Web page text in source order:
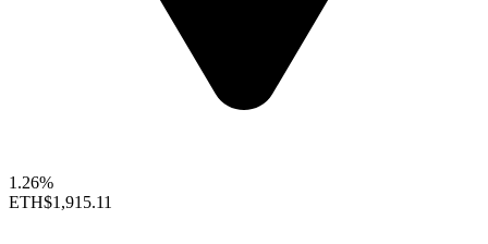
1.26%
ETH$1,915.11